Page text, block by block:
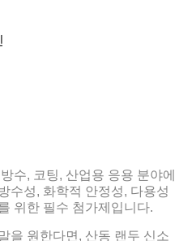
방수, 코팅, 산업용 응용 분야에
수성, 화학적 안정성, 다용성
위한 필수 첨가제입니다.
을 원한다면, 산동 랜두 신소